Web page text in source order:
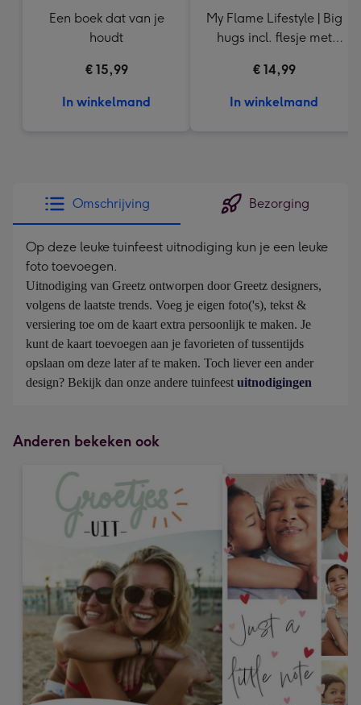
Een boek dat van je
houdt
€ 15,99
In winkelmand
My Flame Lifestyle | Big
hugs incl. flesje met
€ 14,99
In winkelmand
Omschrijving Bezorging
Op deze leuke tuinfeest uitnodiging kun je een leuke
foto toevoegen.
Uitnodiging van Greetz ontworpen door Greetz designers,
volgens de laatste trends. Voeg je eigen foto('s), tekst &
versiering toe om de kaart extra persoonlijk te maken. Je
kunt de kaart toevoegen aan je favorieten of tussentijds
opslaan om deze later af te maken. Toch liever een ander
design? Bekijk dan onze andere tuinfeest uitnodigingen
Anderen bekeken ook